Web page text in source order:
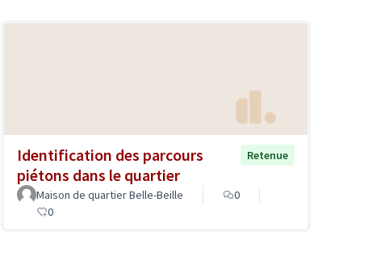
Identification des parcours
piétons dans le quartier
Retenue
Maison de quartier Belle-Beille
0
0